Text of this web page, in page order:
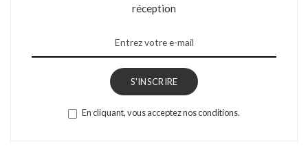
réception
S'INSCRIRE
En cliquant, vous acceptez nos conditions.